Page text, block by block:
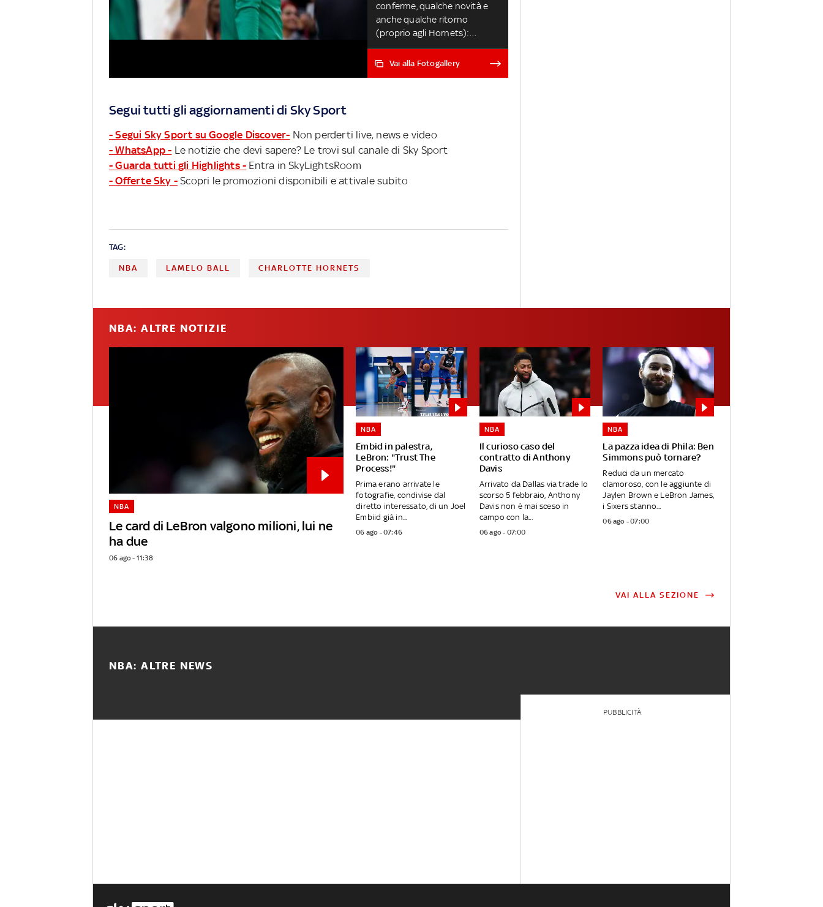
conferme, qualche novità e
anche qualche ritorno
(proprio agli Hornets):
scopriamo i nomi dei 30
capo-allenatori chiamati a
Vai alla Fotogallery
Segui tutti gli aggiornamenti di Sky Sport
- Segui Sky Sport su Google Discover- Non perderti live, news e video
- WhatsApp - Le notizie che devi sapere? Le trovi sul canale di Sky Sport
- Guarda tutti gli Highlights - Entra in SkyLightsRoom
- Offerte Sky - Scopri le promozioni disponibili e attivale subito
TAG:
NBA LAMELO BALL CHARLOTTE HORNETS
NBA: ALTRE NOTIZIE
Le card di LeBron valgono milioni, lui ne
ha due
NBA
06 ago - 11:38
Embid in palestra,
LeBron: "Trust The
Process!"
NBA
Prima erano arrivate le
fotografie, condivise dal
diretto interessato, di un Joel
Embiid già in...
06 ago - 07:46
Il curioso caso del
contratto di Anthony
Davis
NBA
Arrivato da Dallas via trade lo
scorso 5 febbraio, Anthony
Davis non è mai sceso in
campo con la...
06 ago - 07:00
La pazza idea di Phila: Ben
Simmons può tornare?
NBA
Reduci da un mercato
clamoroso, con le aggiunte di
Jaylen Brown e LeBron James,
i Sixers stanno...
06 ago - 07:00
VAI ALLA SEZIONE
NBA: ALTRE NEWS
PUBBLICITÀ